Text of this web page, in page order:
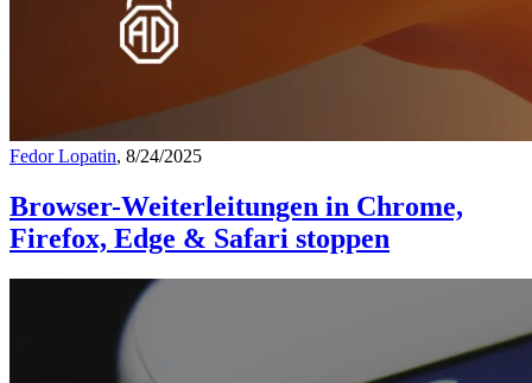
Fedor Lopatin, 8/24/2025
Browser-Weiterleitungen in Chrome,
Firefox, Edge & Safari stoppen